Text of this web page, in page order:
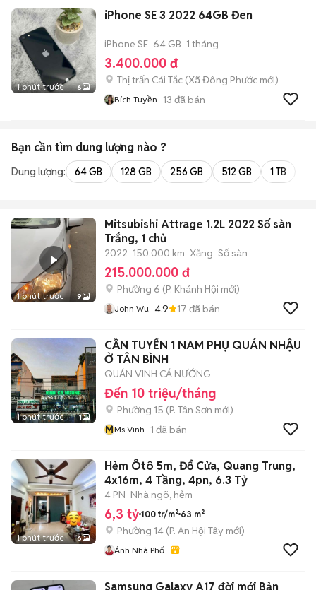
1 phút trước 6
iPhone SE 3 2022 64GB Đen
iPhone SE 64 GB 1 tháng
3.400.000 đ
Thị trấn Cái Tắc (Xã Đông Phước mới)
Bích Tuyền 13 đã bán
Bạn cần tìm dung lượng nào ?
Dung lượng: 64 GB 128 GB 256 GB 512 GB 1 TB
1 phút trước 9
Mitsubishi Attrage 1.2L 2022 Số sàn
Trắng, 1 chủ
2022 150.000 km Xăng Số sàn
215.000.000 đ
Phường 6 (P. Khánh Hội mới)
John Wu 4.9 17 đã bán
1 phút trước 1
CẦN TUYỂN 1 NAM PHỤ QUÁN NHẬU
Ở TÂN BÌNH
QUÁN VINH CÁ NƯỚNG
Đến 10 triệu/tháng
Phường 15 (P. Tân Sơn mới)
MMs Vinh 1 đã bán
1 phút trước 6
Hẻm Ôtô 5m, Đổ Cửa, Quang Trung,
4x16m, 4 Tầng, 4pn, 6.3 Tỷ
4 PN Nhà ngõ, hẻm
6,3 tỷ 100 tr/m² 63 m²
Phường 14 (P. An Hội Tây mới)
Ánh Nhà Phố
Samsung Galaxy A17 đời mới Bản